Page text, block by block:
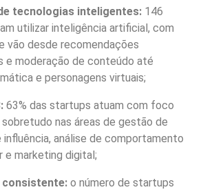
tecnologias inteligentes: 146
utilizar inteligência artificial, com
vão desde recomendações
e moderação de conteúdo até
e personagens virtuais;
63% das startups atuam com foco
sobretudo nas áreas de gestão de
influência, análise de comportamento
e marketing digital;
consistente: o número de startups